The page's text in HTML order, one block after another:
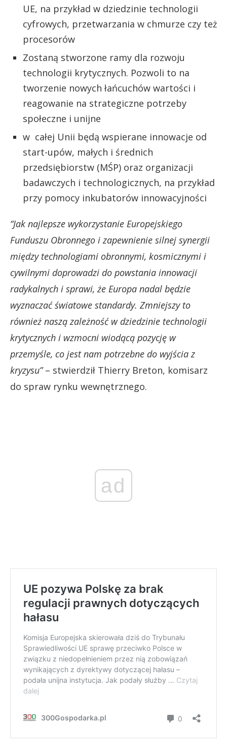
UE, na przykład w dziedzinie technologii
cyfrowych, przetwarzania w chmurze czy też
procesorów
Zostaną stworzone ramy dla rozwoju
technologii krytycznych. Pozwoli to na
tworzenie nowych łańcuchów wartości i
reagowanie na strategiczne potrzeby
społeczne i unijne
w całej Unii będą wspierane innowacje od
start-upów, małych i średnich
przedsiębiorstw (MŚP) oraz organizacji
badawczych i technologicznych, na przykład
przy pomocy inkubatorów innowacyjności
“Jak najlepsze wykorzystanie Europejskiego
Funduszu Obronnego i zapewnienie silnej synergii
między technologiami obronnymi, kosmicznymi i
cywilnymi doprowadzi do powstania innowacji
radykalnych i sprawi, że Europa nadal będzie
wyznaczać światowe standardy. Zmniejszy to
również naszą zależność w dziedzinie technologii
krytycznych i wzmocni wiodącą pozycję w
przemyśle, co jest nam potrzebne do wyjścia z
kryzysu”– stwierdził Thierry Breton, komisarz
do spraw rynku wewnętrznego.
ad